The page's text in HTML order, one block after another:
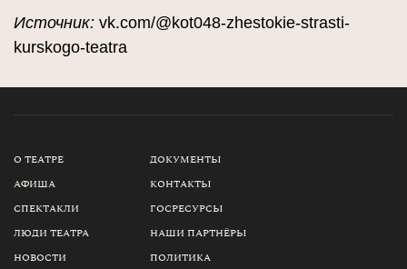
Источник: vk.com/@kot048-zhestokie-strasti-
kurskogo-teatra
О ТЕАТРЕ
АФИША
СПЕКТАКЛИ
ЛЮДИ ТЕАТРА
НОВОСТИ
ДОКУМЕНТЫ
КОНТАКТЫ
ГОСРЕСУРСЫ
НАШИ ПАРТНЁРЫ
ПОЛИТИКА